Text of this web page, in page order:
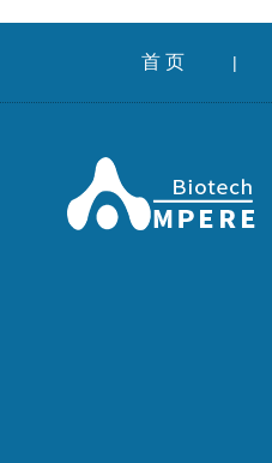
首 页 |